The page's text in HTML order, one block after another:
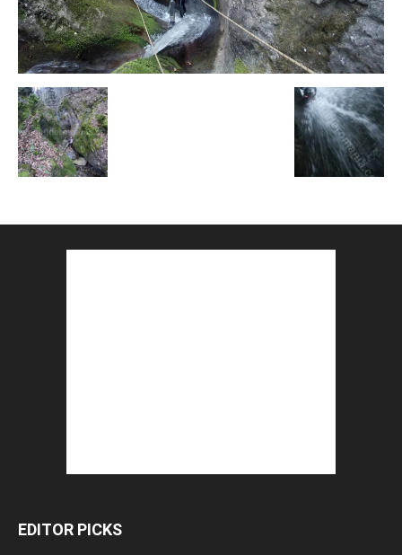
EDITOR PICKS